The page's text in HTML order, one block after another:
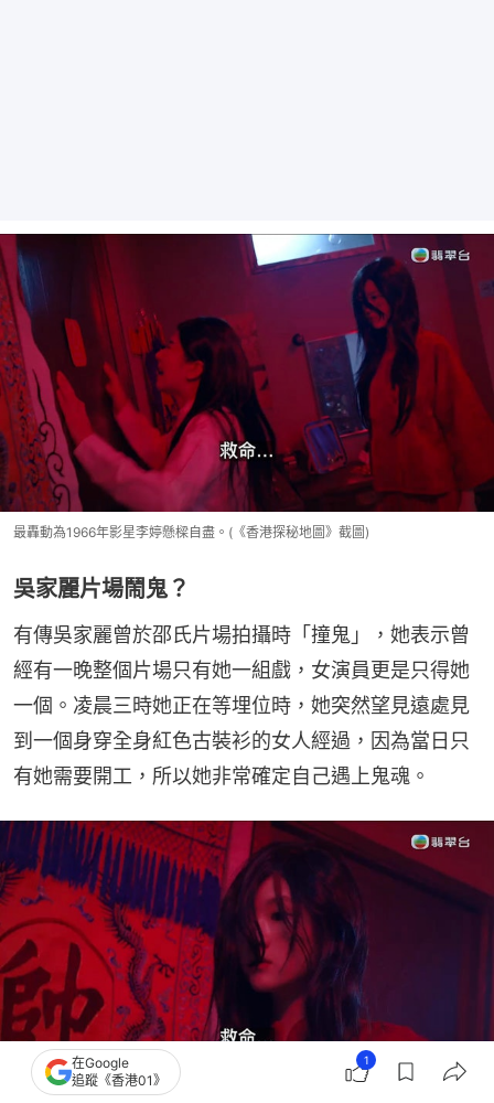
最轟動為1966年影星李婷懸樑自盡。(《香港探秘地圖》截圖)
吳家麗片場鬧鬼？
有傳吳家麗曾於邵氏片場拍攝時「撞鬼」，她表示曾
經有一晚整個片場只有她一組戲，女演員更是只得她
一個。凌晨三時她正在等埋位時，她突然望見遠處見
到一個身穿全身紅色古裝衫的女人經過，因為當日只
有她需要開工，所以她非常確定自己遇上鬼魂。
在Google
追蹤《香港01》
1